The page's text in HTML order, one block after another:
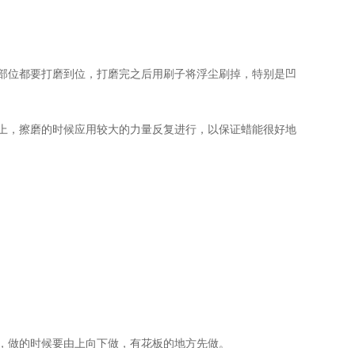
都要打磨到位，打磨完之后用刷子将浮尘刷掉，特别是凹
擦磨的时候应用较大的力量反复进行，以保证蜡能很好地
的时候要由上向下做，有花板的地方先做。